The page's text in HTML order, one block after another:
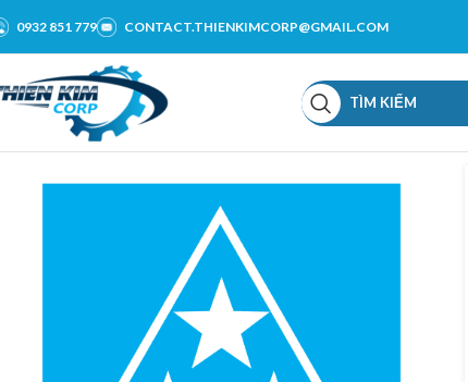
0932 851 779 CONTACT.THIENKIMCORP@GMAIL.COM
TÌM KIẾM